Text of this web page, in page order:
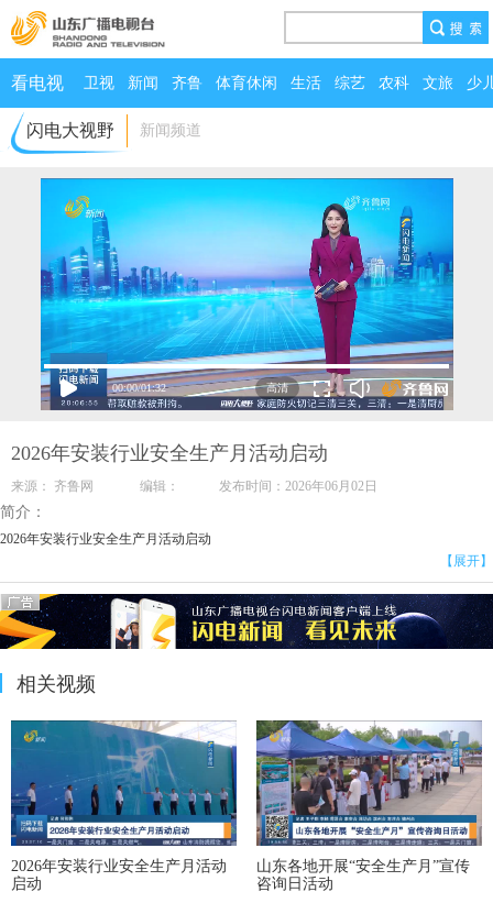
看电视 卫视 新闻 齐鲁 体育休闲 生活 综艺 农科 文旅 少
闪电大视野 新闻频道
00:00/01:32
2026年安装行业安全生产月活动启动
来源： 齐鲁网 编辑： 发布时间：2026年06月02日
简介：
2026年安装行业安全生产月活动启动
【展开】
相关视频
2026年安装行业安全生产月活动
启动
山东各地开展“安全生产月”宣传
咨询日活动